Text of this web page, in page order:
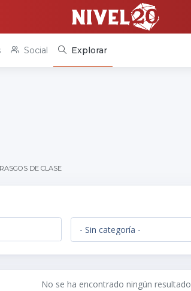
Social Explorar
RASGOS DE CLASE
No se ha encontrado ningún resultado